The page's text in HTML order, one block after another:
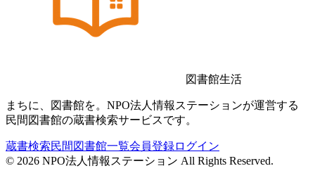
図書館生活
まちに、図書館を。NPO法人情報ステーションが運営する
民間図書館の蔵書検索サービスです。
蔵書検索民間図書館一覧会員登録ログイン
© 2026 NPO法人情報ステーション All Rights Reserved.